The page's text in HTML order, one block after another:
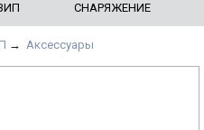
СНАРЯЖЕНИЕ
→ Аксессуары